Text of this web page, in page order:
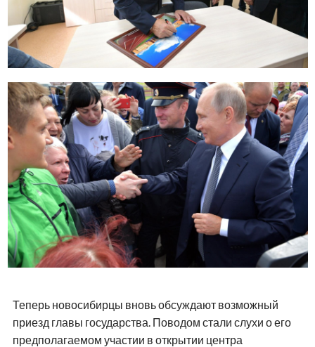
Теперь новосибирцы вновь обсуждают возможный
приезд главы государства. Поводом стали слухи о его
предполагаемом участии в открытии центра